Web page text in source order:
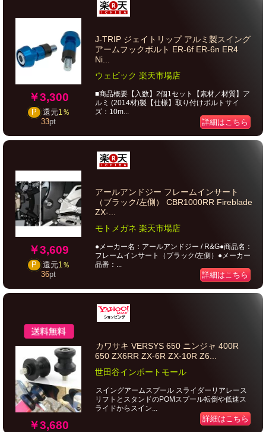
￥3,300
P 還元1％
33pt
J-TRIP ジェイトリップ アルミ製スイング
アームフックボルト ER-6f ER-6n ER4
Ni...
ウェビック 楽天市場店
■商品概要【入数】2個1セット【素材／材質】ア
ルミ (2014材)製【仕様】取り付けボルトサイ
ズ：10m...
詳細はこちら
￥3,609
P 還元1％
36pt
アールアンドジー フレームインサート
（ブラック/左側） CBR1000RR Fireblade
ZX-...
モトメガネ 楽天市場店
●メーカー名：アールアンドジー / R&G●商品名：
フレームインサート（ブラック/左側）●メーカー
品番：...
詳細はこちら
￥3,680
カワサキ VERSYS 650 ニンジャ 400R
650 ZX6RR ZX-6R ZX-10R Z6...
世田谷インポートモール
スイングアームスプール スライダーリアレース
リフトとスタンドのPOMスプール転倒や低速ス
ライドからスイン...
詳細はこちら